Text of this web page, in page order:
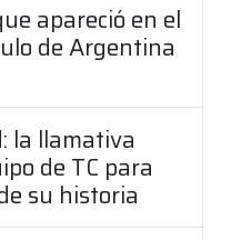
apareció en el
de Argentina
la llamativa
de TC para
su historia